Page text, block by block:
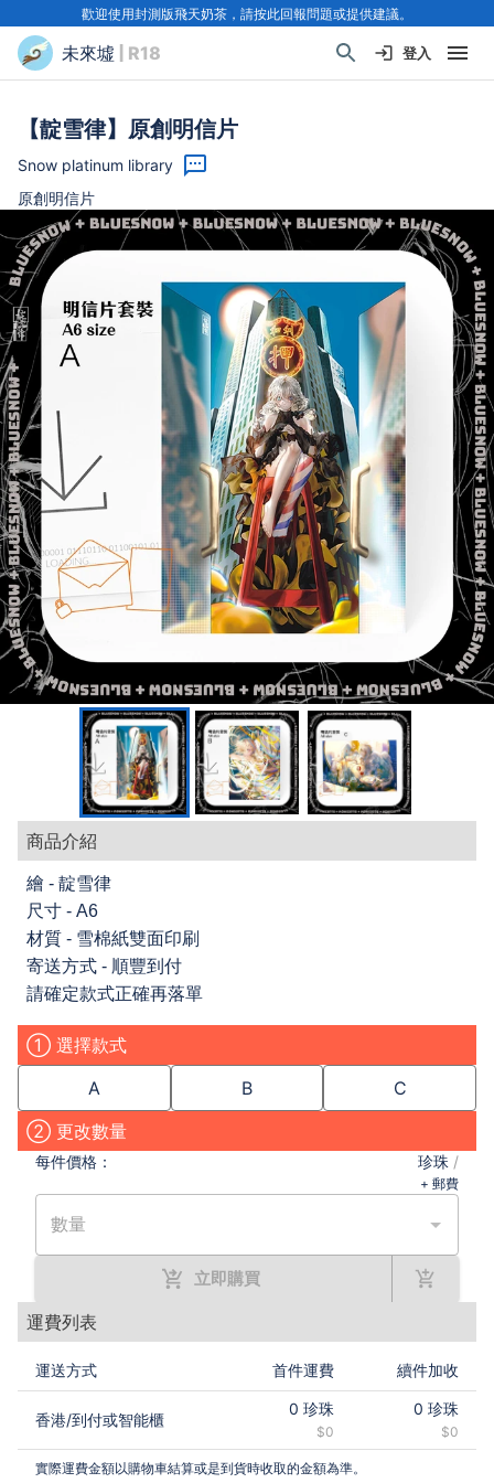
歡迎使用封測版飛天奶茶，請按此回報問題或提供建議。
未來墟 | R18 登入
【靛雪律】原創明信片
Snow platinum library
原創明信片
商品介紹
繪 - 靛雪律
尺寸 - A6
材質 - 雪棉紙雙面印刷
寄送方式 - 順豐到付
請確定款式正確再落單
① 選擇款式
A
B
C
② 更改數量
每件價格： 珍珠 /
+ 郵費
數量
立即購買
運費列表
運送方式 首件運費 續件加收
香港/到付或智能櫃
0 珍珠
$0
0 珍珠
$0
實際運費金額以購物車結算或是到貨時收取的金額為準。